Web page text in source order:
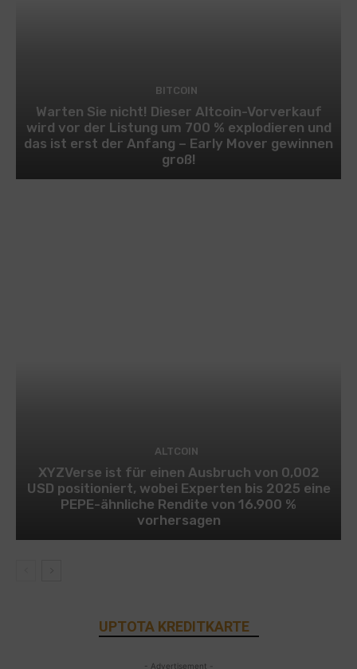
BITCOIN
Warten Sie nicht! Dieser Altcoin-Vorverkauf
wird vor der Listung um 700 % explodieren und
das ist erst der Anfang – Early Mover gewinnen
groß!
ALTCOIN
XYZVerse ist für einen Ausbruch von 0,002
USD positioniert, wobei Experten bis 2025 eine
PEPE-ähnliche Rendite von 16.900 %
vorhersagen
UPTOTA KREDITKARTE
- Advertisement -